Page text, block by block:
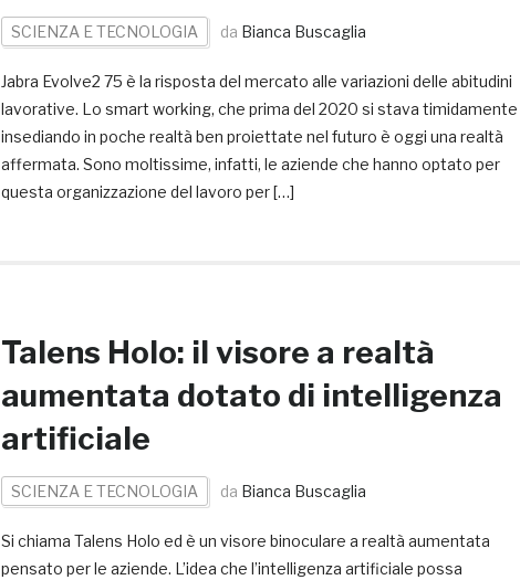
SCIENZA E TECNOLOGIA da Bianca Buscaglia
Jabra Evolve2 75 è la risposta del mercato alle variazioni delle abitudini
lavorative. Lo smart working, che prima del 2020 si stava timidamente
insediando in poche realtà ben proiettate nel futuro è oggi una realtà
affermata. Sono moltissime, infatti, le aziende che hanno optato per
questa organizzazione del lavoro per […]
Talens Holo: il visore a realtà
aumentata dotato di intelligenza
artificiale
SCIENZA E TECNOLOGIA da Bianca Buscaglia
Si chiama Talens Holo ed è un visore binoculare a realtà aumentata
pensato per le aziende. L’idea che l’intelligenza artificiale possa